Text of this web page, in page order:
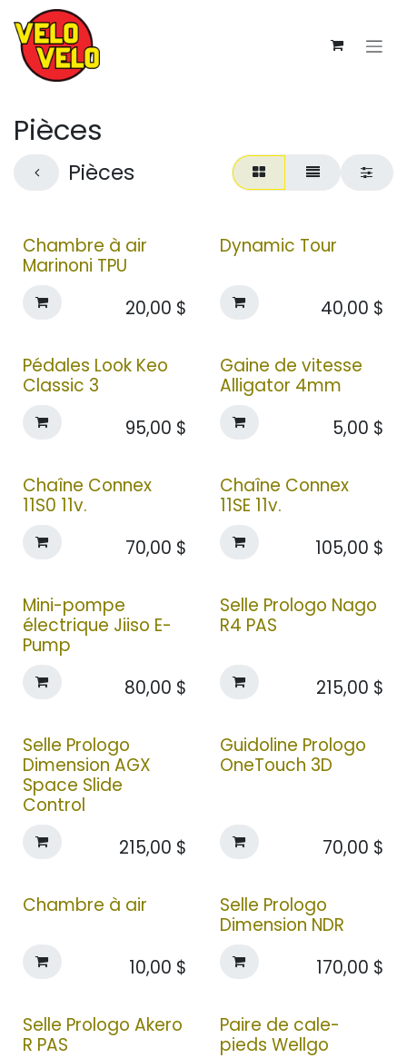
Se rendre au contenu
Pièces
Pièces
Chambre à air
Marinoni TPU
20,00 $
Dynamic Tour
40,00 $
Pédales Look Keo
Classic 3
95,00 $
Gaine de vitesse
Alligator 4mm
5,00 $
Chaîne Connex
11S0 11v.
70,00 $
Chaîne Connex
11SE 11v.
105,00 $
Mini-pompe
électrique Jiiso E-
Pump
80,00 $
Selle Prologo Nago
R4 PAS
215,00 $
Selle Prologo
Dimension AGX
Space Slide
Control
215,00 $
Guidoline Prologo
OneTouch 3D
70,00 $
Chambre à air
10,00 $
Selle Prologo
Dimension NDR
170,00 $
Selle Prologo Akero
R PAS
Paire de cale-
pieds Wellgo